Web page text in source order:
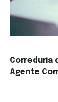
Correduría
Agente